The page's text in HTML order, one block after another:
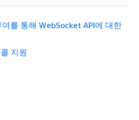
여를 통해 WebSocket API에 대한
지원